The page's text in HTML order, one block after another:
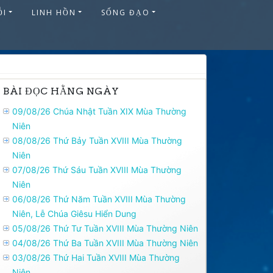
LINH HỒN SỐNG ĐẠO
BÀI ĐỌC HẰNG NGÀY
09/08/26 Chúa Nhật Tuần XIX Mùa Thường
Niên
08/08/26 Thứ Bảy Tuần XVIII Mùa Thường
Niên
07/08/26 Thứ Sáu Tuần XVIII Mùa Thường
Niên
06/08/26 Thứ Năm Tuần XVIII Mùa Thường
Niên, Lễ Chúa Giêsu Hiển Dung
05/08/26 Thứ Tư Tuần XVIII Mùa Thường Niên
04/08/26 Thứ Ba Tuần XVIII Mùa Thường Niên
03/08/26 Thứ Hai Tuần XVIII Mùa Thường